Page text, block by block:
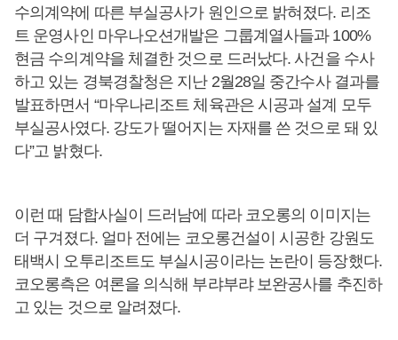
수의계약에 따른 부실공사가 원인으로 밝혀졌다. 리조
트 운영사인 마우나오션개발은 그룹계열사들과 100%
현금 수의계약을 체결한 것으로 드러났다. 사건을 수사
하고 있는 경북경찰청은 지난 2월28일 중간수사 결과를
발표하면서 “마우나리조트 체육관은 시공과 설계 모두
부실공사였다. 강도가 떨어지는 자재를 쓴 것으로 돼 있
다”고 밝혔다.
이런 때 담합사실이 드러남에 따라 코오롱의 이미지는
더 구겨졌다. 얼마 전에는 코오롱건설이 시공한 강원도
태백시 오투리조트도 부실시공이라는 논란이 등장했다.
코오롱측은 여론을 의식해 부랴부랴 보완공사를 추진하
고 있는 것으로 알려졌다.